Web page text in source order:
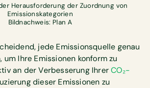
Herausforderung der Zuordnung von
Emissionskategorien
Bildnachweis: Plan A
jede Emissionsquelle genau
um Ihre Emissionen konform zu
an der Verbesserung IhrerCO₂-
dieser Emissionen zu